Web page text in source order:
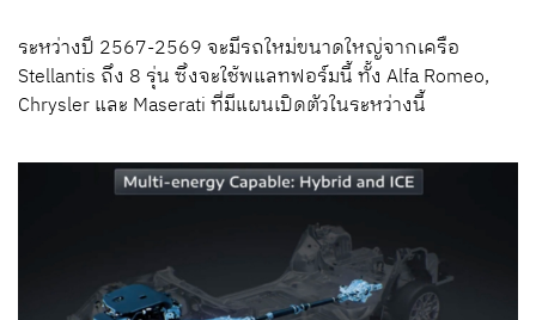
ระหว่างปี 2567-2569 จะมีรถใหม่ขนาดใหญ่จากเครือ
Stellantis ถึง 8 รุ่น ซึ่งจะใช้พแลทฟอร์มนี้ ทั้ง Alfa Romeo,
Chryslerและ Maseratiที่มีแผนเปิดตัวในระหว่างนี้